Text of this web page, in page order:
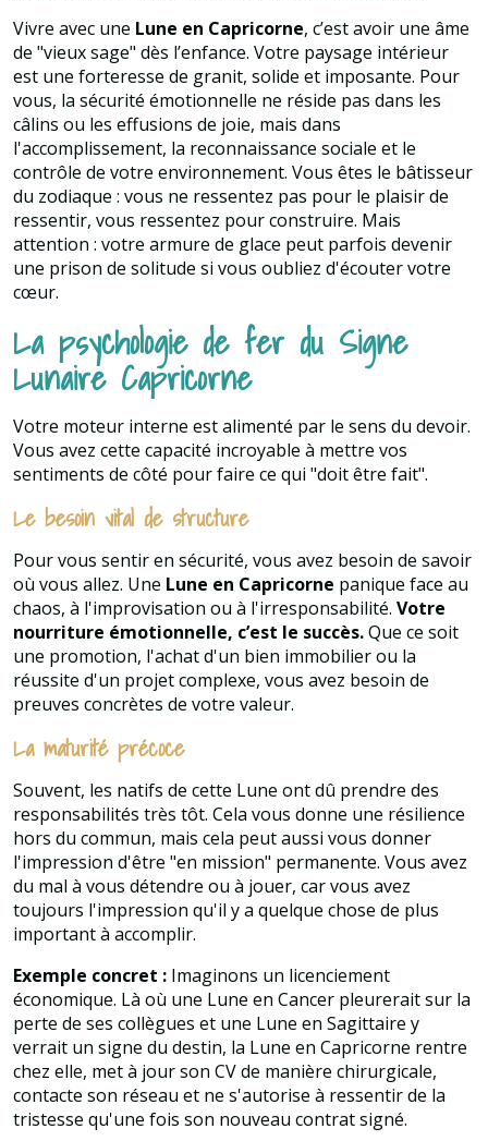
Vivre avec une Lune en Capricorne, c’est avoir une âme
de "vieux sage" dès l’enfance. Votre paysage intérieur
est une forteresse de granit, solide et imposante. Pour
vous, la sécurité émotionnelle ne réside pas dans les
câlins ou les effusions de joie, mais dans
l'accomplissement, la reconnaissance sociale et le
contrôle de votre environnement. Vous êtes le bâtisseur
du zodiaque : vous ne ressentez pas pour le plaisir de
ressentir, vous ressentez pour construire. Mais
attention : votre armure de glace peut parfois devenir
une prison de solitude si vous oubliez d'écouter votre
cœur.
La psychologie de fer du Signe
Lunaire Capricorne
Votre moteur interne est alimenté par le sens du devoir.
Vous avez cette capacité incroyable à mettre vos
sentiments de côté pour faire ce qui "doit être fait".
Le besoin vital de structure
Pour vous sentir en sécurité, vous avez besoin de savoir
où vous allez. Une Lune en Capricorne panique face au
chaos, à l'improvisation ou à l'irresponsabilité. Votre
nourriture émotionnelle, c’est le succès.Que ce soit
une promotion, l'achat d'un bien immobilier ou la
réussite d'un projet complexe, vous avez besoin de
preuves concrètes de votre valeur.
La maturité précoce
Souvent, les natifs de cette Lune ont dû prendre des
responsabilités très tôt. Cela vous donne une résilience
hors du commun, mais cela peut aussi vous donner
l'impression d'être "en mission" permanente. Vous avez
du mal à vous détendre ou à jouer, car vous avez
toujours l'impression qu'il y a quelque chose de plus
important à accomplir.
Exemple concret : Imaginons un licenciement
économique. Là où une Lune en Cancer pleurerait sur la
perte de ses collègues et une Lune en Sagittaire y
verrait un signe du destin, la Lune en Capricorne rentre
chez elle, met à jour son CV de manière chirurgicale,
contacte son réseau et ne s'autorise à ressentir de la
tristesse qu'une fois son nouveau contrat signé.